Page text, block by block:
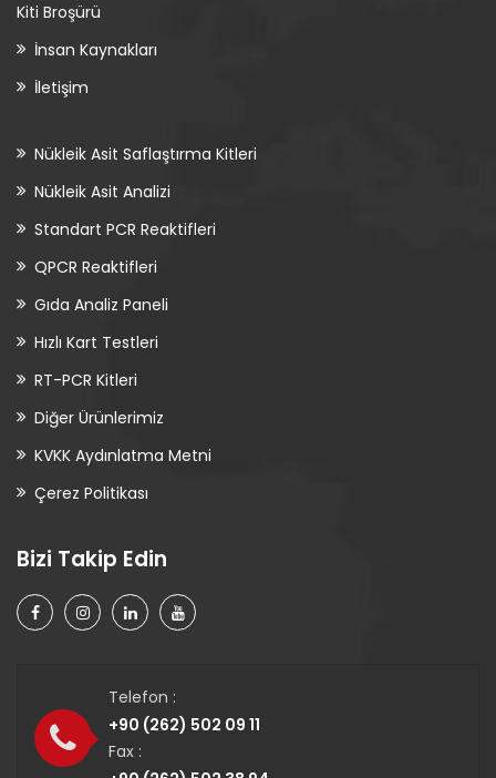
Kiti Broşürü
İnsan Kaynakları
İletişim
Nükleik Asit Saflaştırma Kitleri
Nükleik Asit Analizi
Standart PCR Reaktifleri
QPCR Reaktifleri
Gıda Analiz Paneli
Hızlı Kart Testleri
RT-PCR Kitleri
Diğer Ürünlerimiz
KVKK Aydınlatma Metni
Çerez Politikası
Bizi Takip Edin
Telefon :
+90 (262) 502 09 11
Fax :